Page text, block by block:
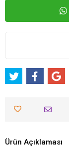
Ürün Açıklaması